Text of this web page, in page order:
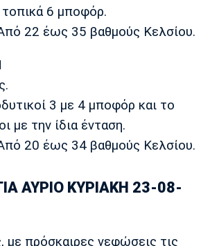
τοπικά 6 μποφόρ.
22 έως 35 βαθμούς Κελσίου.
3 με 4 μποφόρ και το
με την ίδια ένταση.
20 έως 34 βαθμούς Κελσίου.
ΑΥΡΙΟ ΚΥΡΙΑΚΗ 23-08-
με πρόσκαιρες νεφώσεις τις